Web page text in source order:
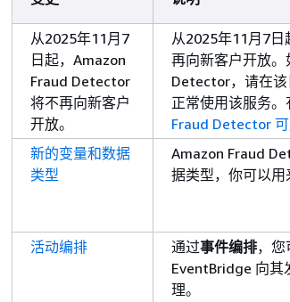
从2025年11月7
日起，Amazon
Fraud Detector
将不再向新客户
开放。
从2025年11月7
再向新客户开放
Detector，请在该
正常使用该服务
Fraud Detector
新的变量和数据
类型
Amazon Fraud
据类型，你可以用
活动编排
通过事件编排，
EventBridge 向其
理。